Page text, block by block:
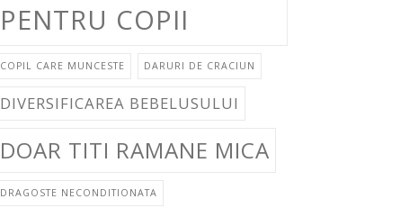
PENTRU COPII
COPIL CARE MUNCESTE DARURI DE CRACIUN
DIVERSIFICAREA BEBELUSULUI
DOAR TITI RAMANE MICA
DRAGOSTE NECONDITIONATA